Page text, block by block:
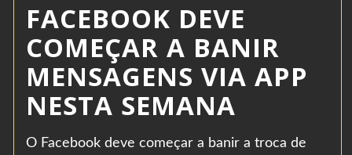
FACEBOOK DEVE
COMEÇAR A BANIR
MENSAGENS VIA APP
NESTA SEMANA
O Facebook deve começar a banir a troca de